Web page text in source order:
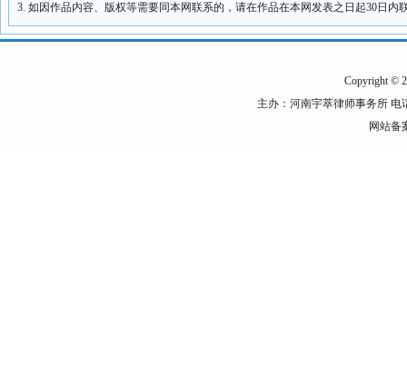
3. 如因作品内容、版权等需要同本网联系的，请在作品在本网发表之日起30日内
Copyright ©
主办：河南宇萃律师事务所 电
网站备